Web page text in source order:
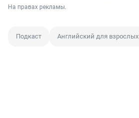
На правах рекламы.
Подкаст Английский для взрослых